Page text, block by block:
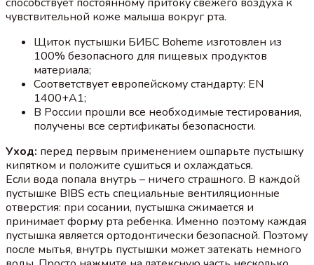
чувствительной коже малыша вокруг рта.
Щиток пустышки БИБС Boheme изготовлен из
100% безопасного для пищевых продуктов
материала;
Соответствует европейскому стандарту: EN
1400+A1;
В России прошли все необходимые тестирования,
получены все сертификаты безопасности.
Уход: перед первым применением ошпарьте пустышку
кипятком и положите сушиться и охлаждаться.
Если вода попала внутрь – ничего страшного. В каждой
пустышке BIBS есть специальные вентиляционные
отверстия: при сосании, пустышка сжимается и
принимает форму рта ребенка. Именно поэтому каждая
пустышка является ортодонтически безопасной. Поэтому
после мытья, внутрь пустышки может затекать немного